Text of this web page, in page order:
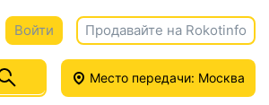
Войти Продавайте на Rokotinfo
Место передачи: Москва